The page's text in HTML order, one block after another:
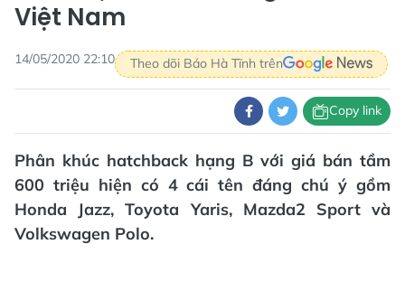
Việt Nam
14/05/2020 22:10 Theo dõi Báo Hà Tĩnh trên
Copy link
Phân khúc hatchback hạng B với giá bán tầm
600 triệu hiện có 4 cái tên đáng chú ý gồm
Honda Jazz, Toyota Yaris, Mazda2 Sport và
Volkswagen Polo.